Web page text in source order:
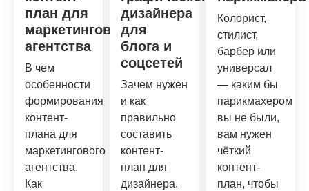
план для
маркетингового
агентства
В чем
особенности
формирования
контент-
плана для
маркетингового
агентства.
Как
дизайнера
для
блога и
соцсетей
Зачем нужен
и как
правильно
составить
контент-
план для
дизайнера.
Колорист,
стилист,
барбер или
универсал
— каким бы
парикмахером
вы не были,
вам нужен
чёткий
контент-
план, чтобы